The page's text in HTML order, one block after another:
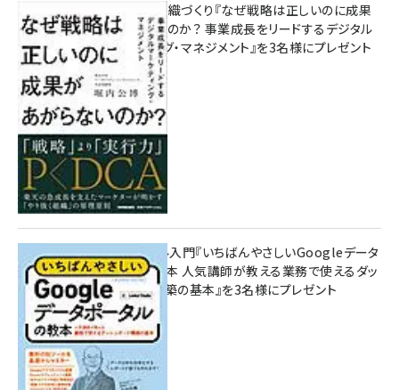
成果を生む組織づくり『なぜ戦略は正しいのに成果
があがらないのか？ 事業成長をリードするデジタル
マーケティング・マネジメント』を3名様にプレゼント
10:00
無料BIツール入門『いちばんやさしいGoogleデータ
ポータルの教本 人気講師が教える業務で使えるダッ
シュボード構築の基本』を3名様にプレゼント
7月31日 10:00